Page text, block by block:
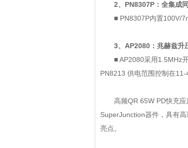
2、PN8307P：全集
■ PN8307P内置100V/
3、AP2080：兆赫兹
■ AP2080采用1.5MHz开
PN8213 供电范围控制在11-
高频QR 65W PD快充应
SuperJunction器件，具有
亮点。